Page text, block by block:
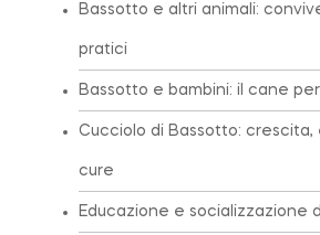
Bassotto e altri animali:
pratici
Bassotto e bambini: il cane
Cucciolo di Bassotto:
cure
Educazione e socializzazione